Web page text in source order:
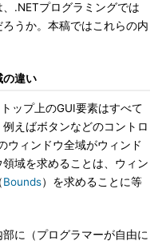
.NETプログラミングでは
うか。本稿ではこれらの内
の違い
ップ上のGUI要素はすべて
えばボタンなどのコントロ
ウィンドウ全域がウィンド
域を求めることは、ウィン
Bounds）を求めることに等
に（プログラマーが自由に